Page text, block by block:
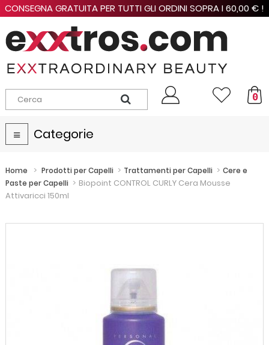
CONSEGNA GRATUITA PER TUTTI GLI ORDINI SOPRA I 60,00 € !
0
Navigazione
Toggle
Categorie
Home > Prodotti per Capelli > Trattamenti per Capelli > Cere e
Paste per Capelli > Biopoint CONTROL CURLY Cera Mousse
Attivaricci 150ml